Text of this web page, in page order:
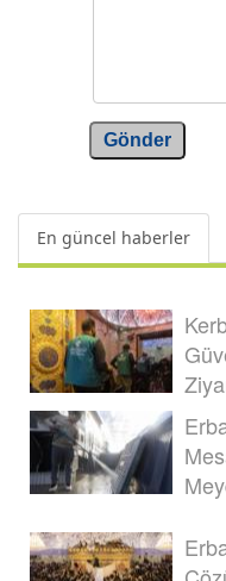
Gönder
En güncel haberler